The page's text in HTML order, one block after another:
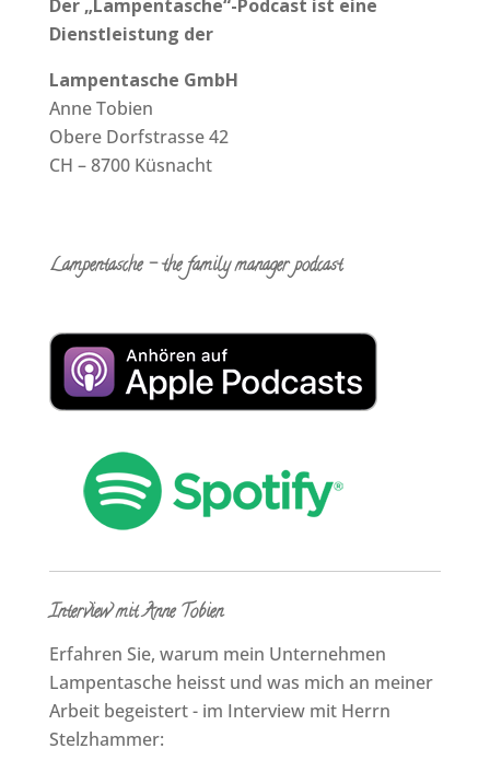
Der „Lampentasche“-Podcast ist eine
Dienstleistung der
Lampentasche GmbH
Anne Tobien
Obere Dorfstrasse 42
CH – 8700 Küsnacht
Lampentasche – the family manager podcast
Interview mit Anne Tobien
Erfahren Sie, warum mein Unternehmen
Lampen­tasche heisst und was mich an meiner
Arbeit begeistert - im Interview mit Herrn
Stelzhammer: